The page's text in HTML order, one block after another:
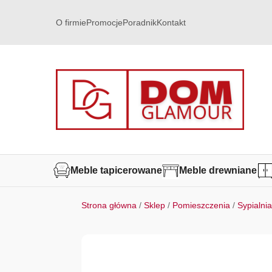
O firmiePromocjePoradnikKontakt
Meble tapicerowane Meble drewniane
Strona główna /Sklep / Pomieszczenia /Sypialnia